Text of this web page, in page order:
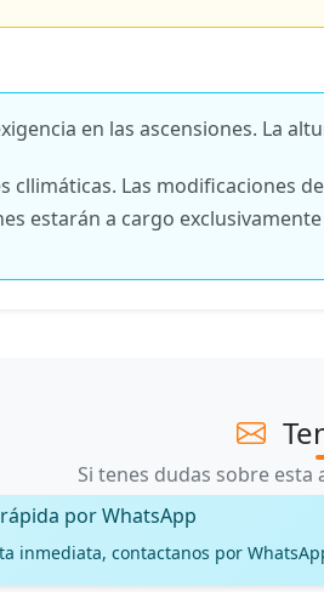
en las ascensiones. La
cllimáticas. Las modificaciones
estarán a cargo
Si tenes dudas sobre
por WhatsApp
inmediata, contactanos por